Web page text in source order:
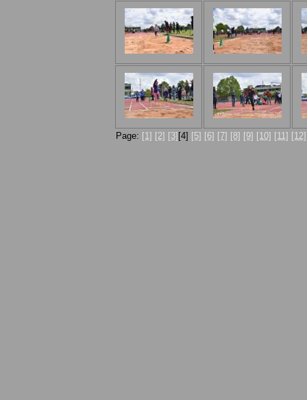
Page: [1] [2] [3] [4] [5] [6] [7] [8] [9] [10] [11] [12]